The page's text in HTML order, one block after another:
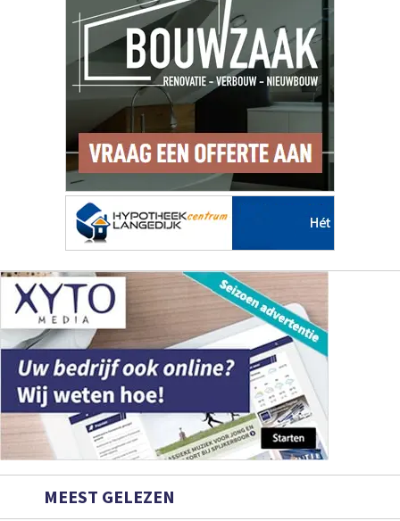
MEEST GELEZEN